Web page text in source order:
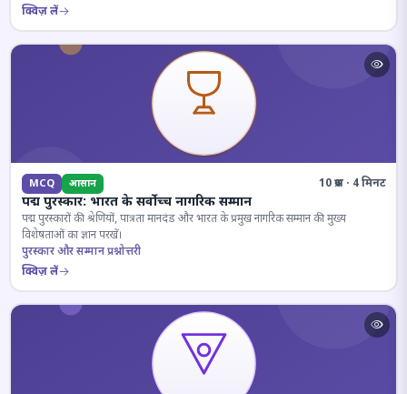
क्विज़ लें
MCQ आसान 10 प्रश्न · 4 मिनट
पद्म पुरस्कार: भारत के सर्वोच्च नागरिक सम्मान
पद्म पुरस्कारों की श्रेणियों, पात्रता मानदंड और भारत के प्रमुख नागरिक सम्मान की मुख्य
विशेषताओं का ज्ञान परखें।
पुरस्कार और सम्मान प्रश्नोत्तरी
क्विज़ लें